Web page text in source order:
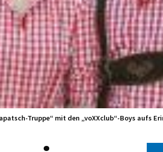
Truppe“ mit den „voXXclub“-Boys aufs